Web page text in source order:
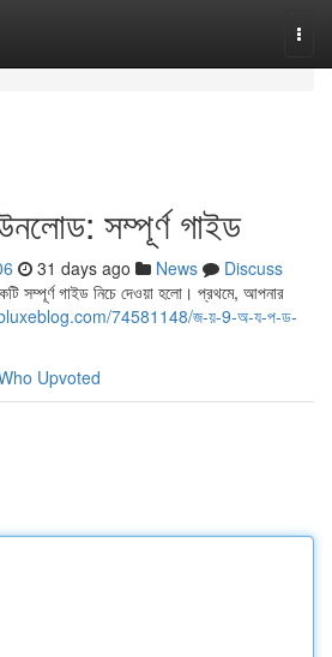
সম্পূর্ণ গাইড
31 days ago News
Discuss
সম্পূর্ণ গাইড নিচে দেওয়া হলো। প্রথমে, আপনার
74581148/জ-য়-9-অ-য-প-ড-
Upvoted